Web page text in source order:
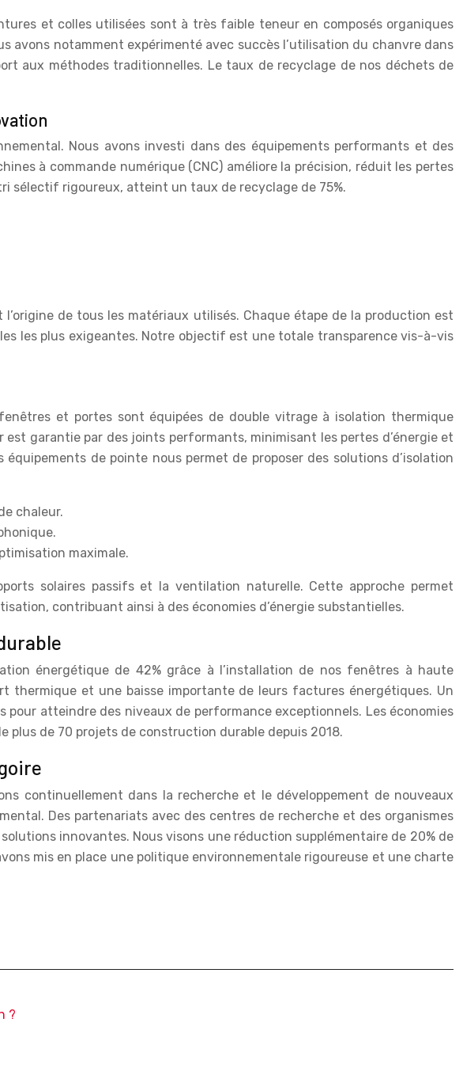
et colles utilisées sont à très faible teneur en composés organiques
avons notamment expérimenté avec succès l’utilisation du chanvre dans
aux méthodes traditionnelles. Le taux de recyclage de nos déchets de
Nous avons investi dans des équipements performants et des
à commande numérique (CNC) améliore la précision, réduit les pertes
sélectif rigoureux, atteint un taux de recyclage de 75%.
de tous les matériaux utilisés. Chaque étape de la production est
les plus exigeantes. Notre objectif est une totale transparence vis-à-vis
et portes sont équipées de double vitrage à isolation thermique
est garantie par des joints performants, minimisant les pertes d’énergie et
de pointe nous permet de proposer des solutions d’isolation
chaleur.
maximale.
solaires passifs et la ventilation naturelle. Cette approche permet
contribuant ainsi à des économies d’énergie substantielles.
énergétique de 42% grâce à l’installation de nos fenêtres à haute
thermique et une baisse importante de leurs factures énergétiques. Un
atteindre des niveaux de performance exceptionnels. Les économies
plus de 70 projets de construction durable depuis 2018.
continuellement dans la recherche et le développement de nouveaux
Des partenariats avec des centres de recherche et des organismes
innovantes. Nous visons une réduction supplémentaire de 20% de
mis en place une politique environnementale rigoureuse et une charte
?